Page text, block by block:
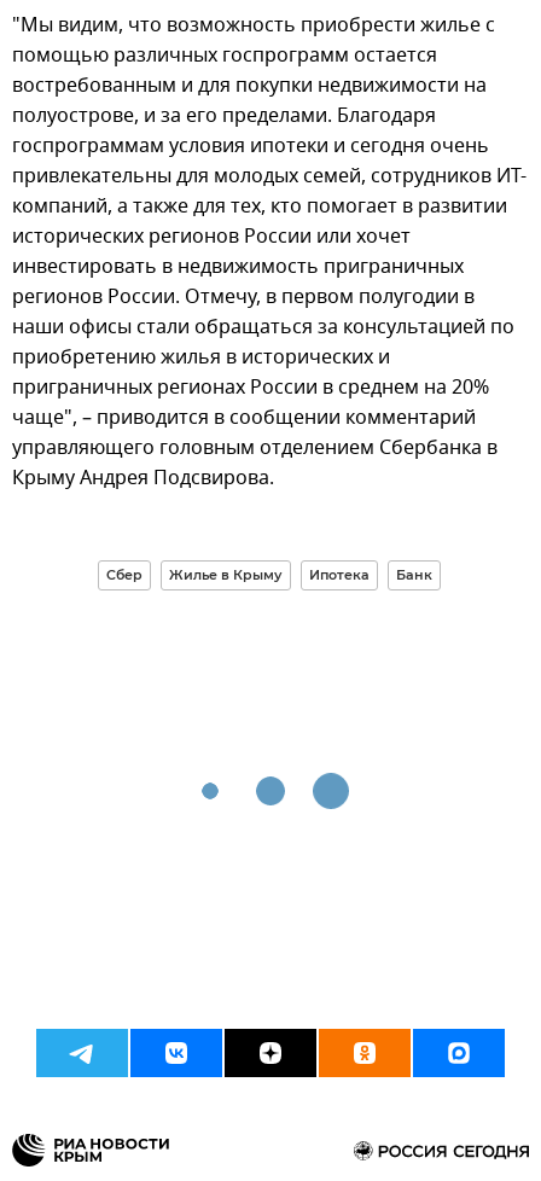
"Мы видим, что возможность приобрести жилье с
помощью различных госпрограмм остается
востребованным и для покупки недвижимости на
полуострове, и за его пределами. Благодаря
госпрограммам условия ипотеки и сегодня очень
привлекательны для молодых семей, сотрудников ИТ-
компаний, а также для тех, кто помогает в развитии
исторических регионов России или хочет
инвестировать в недвижимость приграничных
регионов России. Отмечу, в первом полугодии в
наши офисы стали обращаться за консультацией по
приобретению жилья в исторических и
приграничных регионах России в среднем на 20%
чаще", – приводится в сообщении комментарий
управляющего головным отделением Сбербанка в
Крыму Андрея Подсвирова.
Сбер Жилье в Крыму Ипотека Банк